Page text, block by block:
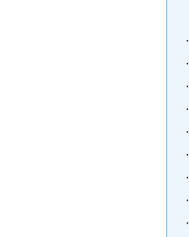
·
·
·
·
·
·
·
·
·